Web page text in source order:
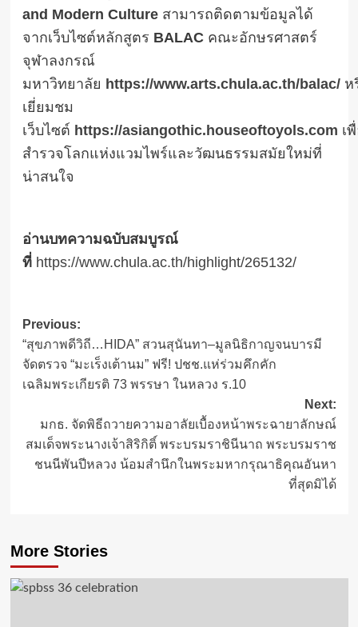
and Modern Culture สามารถติดตามข้อมูลได้
จากเว็บไซต์หลักสูตร BALAC คณะอักษรศาสตร์
จุฬาลงกรณ์
มหาวิทยาลัย https://www.arts.chula.ac.th/balac/ ห
เยี่ยมชม
เว็บไซต์ https://asiangothic.houseoftoyols.com เ
สำรวจโลกแห่งแวมไพร์และวัฒนธรรมสมัยใหม่ที่
น่าสนใจ
อ่านบทความฉบับสมบูรณ์
ที่ https://www.chula.ac.th/highlight/265132/
Post
navigation
Previous:
“สุขภาพดีวิถี…HIDA” สวนสุนันทา–มูลนิธิกาญจนบารมี
จัดตรวจ “มะเร็งเต้านม” ฟรี! ปชช.แห่ร่วมคึกคัก
เฉลิมพระเกียรติ 73 พรรษา ในหลวง ร.10
Next:
มกธ. จัดพิธีถวายความอาลัยเบื้องหน้าพระฉายาลักษณ์
สมเด็จพระนางเจ้าสิริกิติ์ พระบรมราชินีนาถ พระบรมราช
ชนนีพันปีหลวง น้อมสำนึกในพระมหากรุณาธิคุณอันหา
ที่สุดมิได้
More Stories